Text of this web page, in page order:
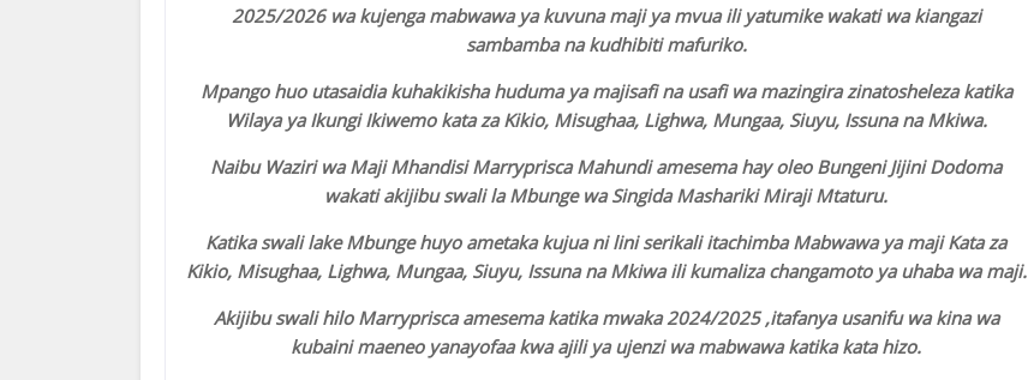
2025/2026 wa kujenga mabwawa ya kuvuna maji ya mvua ili yatumike wakati wa kiangazi
sambamba na kudhibiti mafuriko.
Mpango huo utasaidia kuhakikisha huduma ya majisafi na usafi wa mazingira zinatosheleza katika
Wilaya ya Ikungi Ikiwemo kata za Kikio, Misughaa, Lighwa, Mungaa, Siuyu, Issuna na Mkiwa.
Naibu Waziri wa Maji Mhandisi Marryprisca Mahundi amesema hay oleo Bungeni Jijini Dodoma
wakati akijibu swali la Mbunge wa Singida Mashariki Miraji Mtaturu.
Katika swali lake Mbunge huyo ametaka kujua ni lini serikali itachimba Mabwawa ya maji Kata za
Kikio, Misughaa, Lighwa, Mungaa, Siuyu, Issuna na Mkiwa ili kumaliza changamoto ya uhaba wa maji.
Akijibu swali hilo Marryprisca amesema katika mwaka 2024/2025 ,itafanya usanifu wa kina wa
kubaini maeneo yanayofaa kwa ajili ya ujenzi wa mabwawa katika kata hizo.